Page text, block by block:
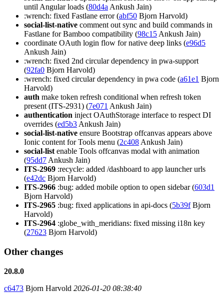
until Angular loads (80d4a Ankush Jain)
:wrench: fixed Fastlane error (abf50 Bjorn Harvold)
social-list-native comment out sync and build commands in
Fastlane for Bamboo compatibility (98c15 Ankush Jain)
coordinate OAuth login flow for native deep links (e96d5
Ankush Jain)
:wrench: fixed 2nd circular dependency in pwa-support
(92fa0 Bjorn Harvold)
:wrench: fixed circular dependency in pwa code (a61e1 Bjorn
Harvold)
auth make token refresh conditional when refresh token
present (ITS-2931) (7e071 Ankush Jain)
authentication inject OAuthStorage interface to respect DI
overrides (ed5b3 Ankush Jain)
social-list-native ensure Bootstrap offcanvas appears above
Ionic content for Tools menu (2c408 Ankush Jain)
social-list enable Tools offcanvas modal with animation
(95dd7 Ankush Jain)
ITS-2969 :recycle: added /dashboard to app launcher urls
(e42dc Bjorn Harvold)
ITS-2966 :bug: added mobile option to open sidebar (603d1
Bjorn Harvold)
ITS-2965 :bug: fixed applications in api-docs (5b39fBjorn
Harvold)
ITS-2964 :globe_with_meridians: fixed missing i18n key
(27623 Bjorn Harvold)
Other changes
20.8.0
c6473 Bjorn Harvold 2026-01-20 08:38:40